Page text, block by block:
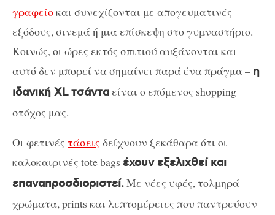
γραφείοκαι συνεχίζονται με απογευματινές
εξόδους, σινεμά ή μια επίσκεψη στο γυμναστήριο.
Κοινώς, οι ώρες εκτός σπιτιού αυξάνονται και
αυτό δεν μπορεί να σημαίνει παρά ένα πράγμα – η
ιδανική XL τσάνταείναι ο επόμενος shopping
στόχος μας.
Οι φετινές τάσεις δείχνουν ξεκάθαρα ότι οι
καλοκαιρινές tote bags έχουν εξελιχθεί και
επαναπροσδιοριστεί.Με νέες υφές, τολμηρά
χρώματα, prints και λεπτομέρειες που παντρεύουν